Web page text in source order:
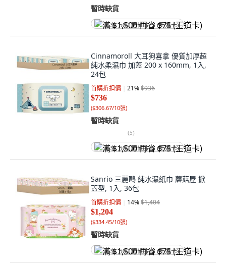
暫時缺貨
满 $1,500 再省 $75 (王道卡)
Cinnamoroll 大耳狗喜拿 優質加厚超
純水柔濕巾 加蓋 200 x 160mm, 1入,
24包
首購折扣價 21%$936
$736
($306.67/10張)
暫時缺貨
(5)
满 $1,500 再省 $75 (王道卡)
Sanrio 三麗鷗 純水濕紙巾 蘑菇屋 掀
蓋型, 1入, 36包
首購折扣價 14%$1,404
$1,204
($334.45/10張)
暫時缺貨
满 $1,500 再省 $75 (王道卡)